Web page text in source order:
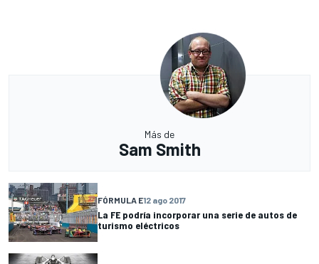
Más de
Sam Smith
FÓRMULA E12 ago 2017
La FE podría incorporar una serie de autos de
turismo eléctricos